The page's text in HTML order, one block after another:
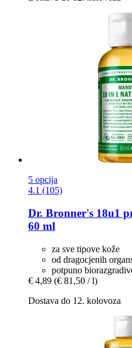
5 opcija
4.1 (105)
Dr. Bronner's 18u1
60 ml
za sve tipove kože
od dragocjenih
potpuno
€ 4,89 (€ 81,50 / l)
Dostava do 12. kolovoza